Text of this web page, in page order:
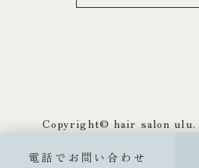
電話でお問い合わせ
Copyright© hair salon